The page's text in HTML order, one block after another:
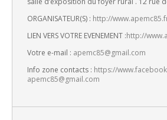
ORGANISATEUR(S) : http://
LIEN VERS VOTRE EVENEMENT :http://
Votre e-mail : apemc85@gmail.com
Info zone contacts : https://
apemc85@gmail.com